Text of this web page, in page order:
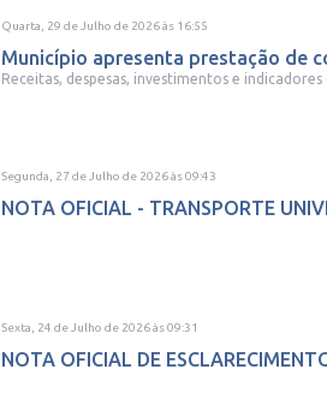
Quarta, 29 de Julho de 2026às 16:55
Município apresenta prestação de
Receitas, despesas, investimentos e
Segunda, 27 de Julho de 2026às09:43
NOTA OFICIAL - TRANSPORTE
Sexta, 24 de Julho de 2026às09:31
NOTA OFICIAL DE